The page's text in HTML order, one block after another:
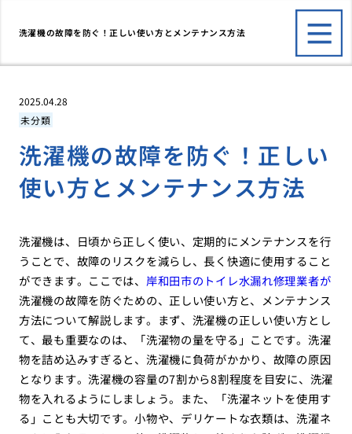
洗濯機の故障を防ぐ！正しい使い方とメンテナンス方法
2025.04.28
未分類
洗濯機の故障を防ぐ！正しい
使い方とメンテナンス方法
洗濯機は、日頃から正しく使い、定期的にメンテナンスを行
うことで、故障のリスクを減らし、長く快適に使用すること
ができます。ここでは、 岸和田市のトイレ水漏れ修理業者が
洗濯機の故障を防ぐための、正しい使い方と、メンテナンス
方法について解説します。まず、洗濯機の正しい使い方とし
て、最も重要なのは、「洗濯物の量を守る」ことです。洗濯
物を詰め込みすぎると、洗濯機に負荷がかかり、故障の原因
となります。洗濯機の容量の7割から8割程度を目安に、洗濯
物を入れるようにしましょう。また、「洗濯ネットを使用す
る」ことも大切です。小物や、デリケートな衣類は、洗濯ネ